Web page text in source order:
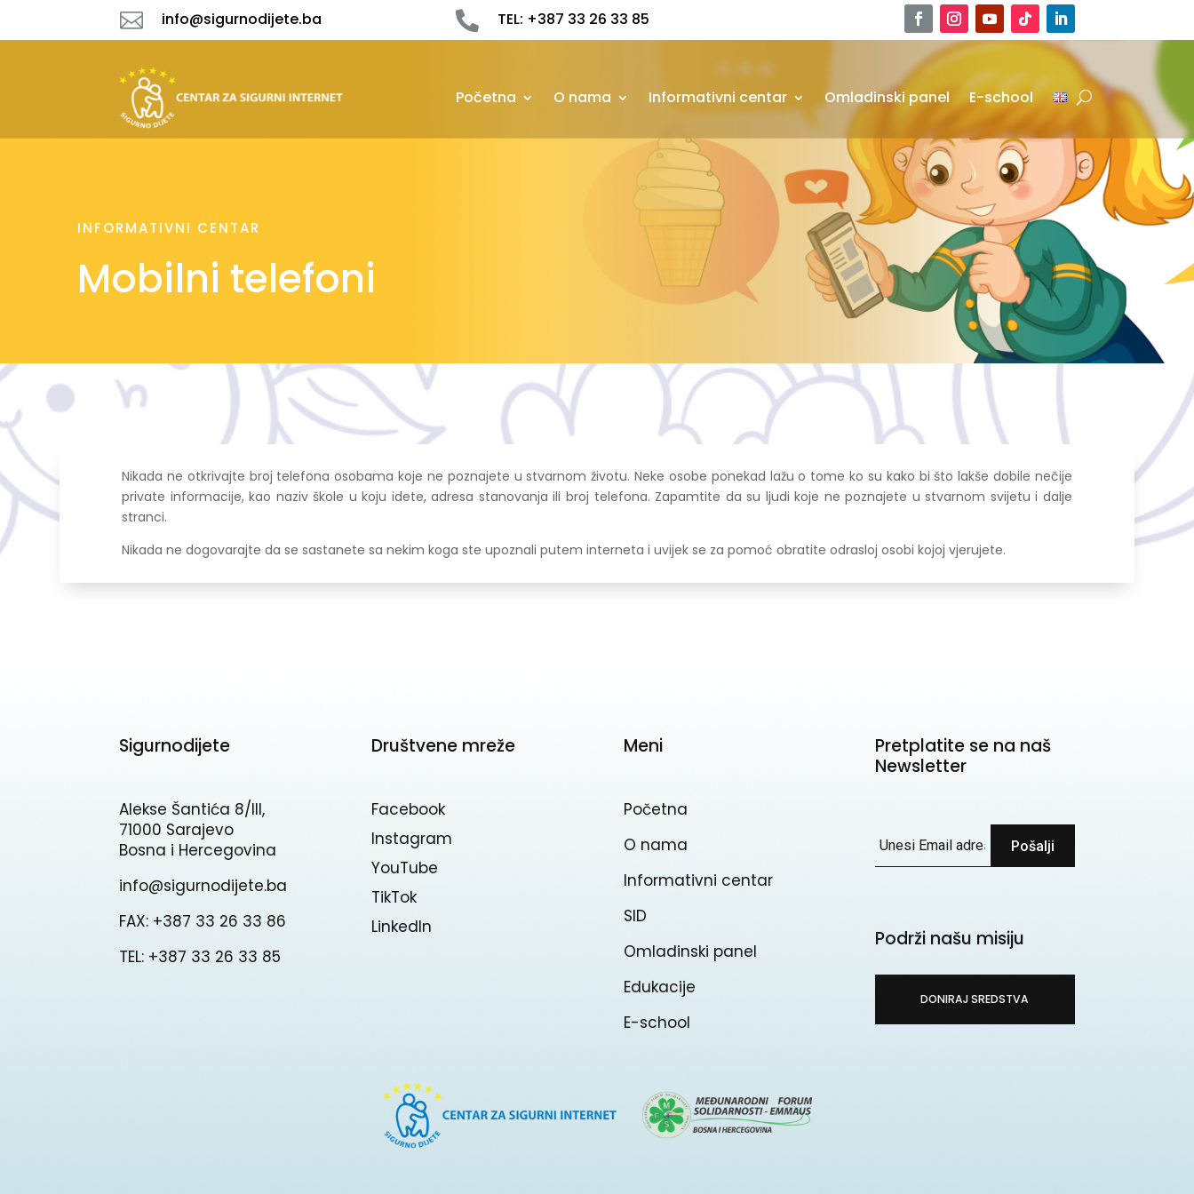
 info@sigurnodijete.ba  TEL: +387 33 26 33 85
Početna O nama Informativni centar Omladinski panel E-school
INFORMATIVNI CENTAR
Mobilni telefoni
Nikada ne otkrivajte broj telefona osobama koje ne poznajete u stvarnom životu. Neke osobe ponekad lažu o tome ko su kako bi što lakše dobile nečije
private informacije, kao naziv škole u koju idete, adresa stanovanja ili broj telefona. Zapamtite da su ljudi koje ne poznajete u stvarnom svijetu i dalje
stranci.
Nikada ne dogovarajte da se sastanete sa nekim koga ste upoznali putem interneta i uvijek se za pomoć obratite odrasloj osobi kojoj vjerujete.
Sigurnodijete
Alekse Šantića 8/III,
71000 Sarajevo
Bosna i Hercegovina
info@sigurnodijete.ba
FAX: +387 33 26 33 86
TEL: +387 33 26 33 85
Društvene mreže
Facebook
Instagram
YouTube
TikTok
Linkedln
Meni
Početna
O nama
Informativni centar
SID
Omladinski panel
Edukacije
E-school
Pretplatite se na naš
Newsletter
Pošalji
Podrži našu misiju
DONIRAJ SREDSTVA